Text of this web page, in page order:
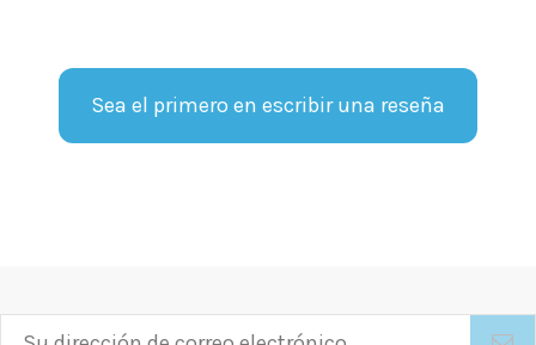
Sea el primero en escribir una reseña